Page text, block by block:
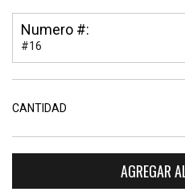
Numero #:
#16
CANTIDAD